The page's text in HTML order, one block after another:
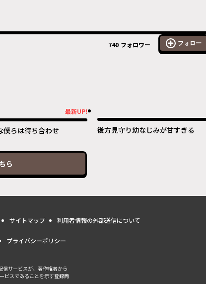
740 フォロワー フォロー
最新UP!
僕らは待ち合わせ 後方見守り幼なじみが甘すぎる
ら
サイトマップ 利用者情報の外部送信について
プライバシーポリシー
信サービスが、著作権者から
ビスであることを示す登録商